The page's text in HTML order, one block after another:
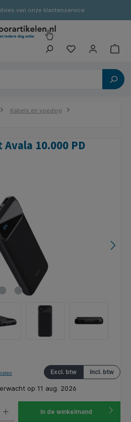
van onze klantenservice
Kabels en voeding
10.000 PD
Incl. btw
Excl. btw
op 11 aug. 2026
In de winkelmand